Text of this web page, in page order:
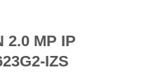
2.0 MP IP
IZS